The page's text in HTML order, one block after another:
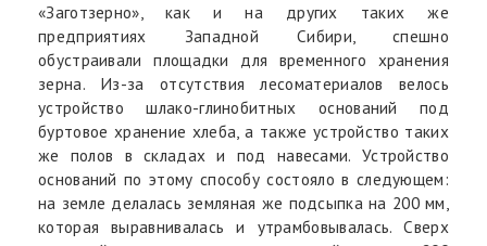
«Заготзерно», как и на других таких же
предприятиях Западной Сибири, спешно
обустраивали площадки для временного хранения
зерна. Из-за отсутствия лесоматериалов велось
устройство шлако-глинобитных оснований под
буртовое хранение хлеба, а также устройство таких
же полов в складах и под навесами. Устройство
оснований по этому способу состояло в следующем:
на земле делалась земляная же подсыпка на 200 мм,
которая выравнивалась и утрамбовывалась. Сверх